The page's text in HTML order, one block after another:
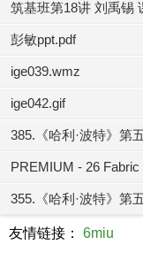
筑基班第18讲 刘禹锡
彭敏ppt.pdf
ige039.wmz
ige042.gif
385.《哈利·波特》第
PREMIUM - 26
355.《哈利·波特》第
友情链接： 6miu